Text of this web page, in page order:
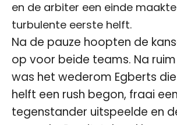
en de arbiter een einde
turbulente eerste helft.
Na de pauze hoopten de
op voor beide teams. Na
was het wederom Egberts
helft een rush begon, fraai een
tegenstander uitspeelde en